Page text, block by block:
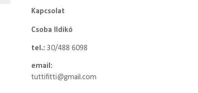
Kapcsolat
Csoba Ildikó
tel.: 30/488 6098
email:
tuttifitti@gmail.com